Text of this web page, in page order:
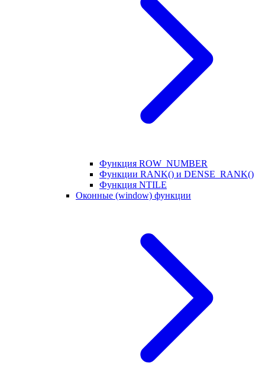
Функция ROW_NUMBER
Функции RANK() и DENSE_RANK()
Функция NTILE
Оконные (window) функции